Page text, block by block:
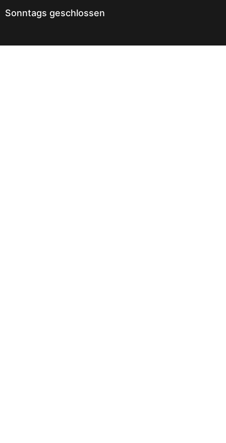
Sonntags geschlossen